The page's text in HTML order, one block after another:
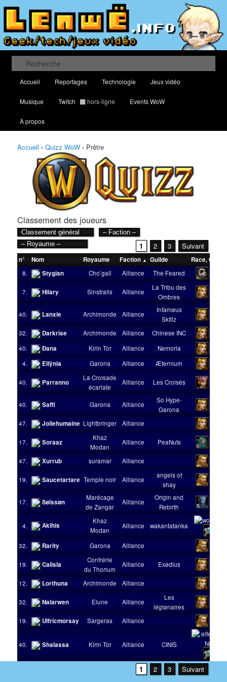
Aller
contenu
principal
Aller
contenu
secondaireLenwë – Culture geek, tech et jeux
vidéo
Classement des meilleurs joueurs au Quizz World of Warcraft
Recherche
principal
Accueil Reportages Technologie Jeux vidéo
Musique Twitch hors-ligne Events WoW
À propos
Accueil › Quizz WoW › Prêtre
Classement des joueurs
1 2 3 Suivant
n° Nom Royaume Faction Guilde Race,
8. Stygian Cho’gall Alliance The Feared
7. Hilary Sinstralis Alliance
La Tribu des
Ombres
40. Lanxie Archimonde Alliance
Infamøus
Skïllz
32.
Darkríse Archimonde Alliance
Chinese INC
40.
Ðana Kirin Tor Alliance
Nemoria
4.
Ellÿnia Garona Alliance Æternium
40. Parranno
La Croisade
écarlate
Alliance Les Croisés
40. Saffi Garona Alliance
So Hype-
Garona
47.
Joliehumaine Lightbringer Alliance
17. Soraaz
Khaz
Modan
Alliance PeaNuts
47. Xurrub suramar Alliance
19. Saucetartare Temple noir Alliance
angels of
shay
17. ßøïssøn
Marécage
de Zangar
Alliance
Origin and
Rebirth
4. Akihis
Khaz
Modan
Alliance wakantatanka
32. Rarity Garona Alliance
19. Calisla
Confrérie
du Thorium
Alliance Exødius
12. Lorthuna Archimonde Alliance
32. Nalarwen Elune Alliance
Les
légiønaires
19.
Ulfricmorsay Sargeras Alliance
40. Shalassa Kirin Tor Alliance CINIS
1 2 3 Suivant